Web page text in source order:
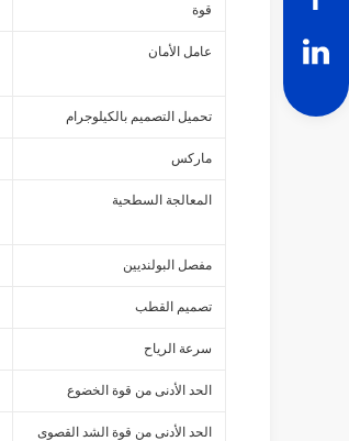
قوة
عامل الأمان
تحميل التصميم بالكيلوجرام
ماركس
المعالجة السطحية
مفصل البولنديين
تصميم القطب
سرعة الرياح
الحد الأدنى من قوة الخضوع
الحد الأدنى من قوة الشد القصوى